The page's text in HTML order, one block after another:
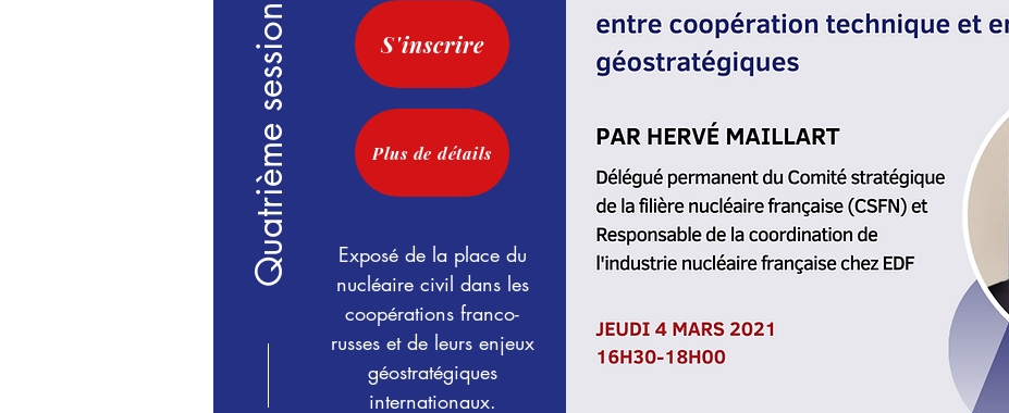
S'inscrire
Quatrième session Plus de détails
Exposé de la place du
nucléaire civil dans les
coopérations franco-
russes et de leurs enjeux
géostratégiques
internationaux.